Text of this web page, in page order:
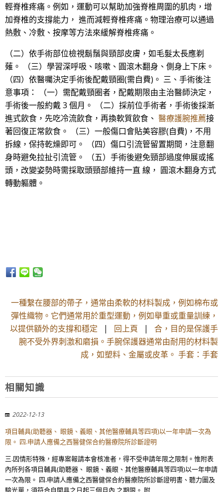
輕脊椎疼痛。例如，運動可以幫助加強脊椎周圍的肌肉，增
加脊椎的支撐能力， 進而減輕脊椎疼痛。物理治療可以通過
熱敷、冷敷、按摩等方法來緩解脊椎疼痛。
（二）依手術部位檢視鬍鬚與頸部皮膚，如毛髮太長應剃
薙。 （三）學習深呼吸、咳嗽、圓滾木翻身、側身上下床。
（四）依醫囑決定手術後配戴頸圈(需自費)。 三、手術後注
意事項： （一）需配戴頸圈者，配戴期限由主治醫師決定，
手術後一般約戴 3 個月。 （二）採前位手術者，手術後採漸
進式飲食，先吃冷流飲食，再換軟質飲食、 醫療護腕推薦接
著回復正常飲食。 （三）一般傷口會貼美容膠(自費)，不用
拆線，保持乾燥即可。 （四）傷口引流管留置期間，注意翻
身時避免拉扯引流管。 （五）手術後避免頸部過度伸展或搖
頭，改變姿勢時需採取頭頸部維持一直 線， 圓滾木翻身方式
轉動軀體。
一種繫在腰部的帶子，通常由柔軟的材料製成，例如棉布或
彈性織物。它們通常用於重型運動，例如舉重或重量訓練，
以提供額外的支撐和穩定 | 回上頁 | 合，目的是保護手
腕不受外界刺激和磨損。手腕保護器通常由耐用的材料製
成，如塑料、金屬或皮革。 手套：手套
相關知識
2022-12-13
項目輔具(助聽器、 眼鏡、義眼、其他醫療輔具等四項)以一年申請一次為
限。 四.申請人應備之西醫健保合約醫療院所診斷證明
三.因情形特殊，經專案報請本會核准者，得不受申請年限之限制。惟附表
內所列各項目輔具(助聽器、 眼鏡、義眼、其他醫療輔具等四項)以一年申請
一次為限。 四.申請人應備之西醫健保合約醫療院所診斷證明書、聽力圖及
驗光單，須符合自開具之日起三個月內 之期限。 附